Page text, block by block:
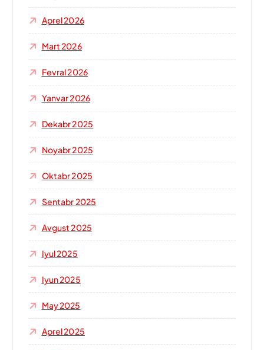
Aprel 2026
Mart 2026
Fevral 2026
Yanvar 2026
Dekabr 2025
Noyabr 2025
Oktabr 2025
Sentabr 2025
Avgust 2025
Iyul 2025
Iyun 2025
May 2025
Aprel 2025